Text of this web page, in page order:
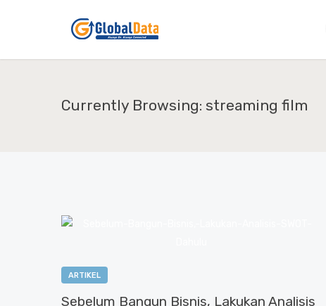
Currently Browsing: streaming film
ARTIKEL
Sebelum Bangun Bisnis, Lakukan Analisis